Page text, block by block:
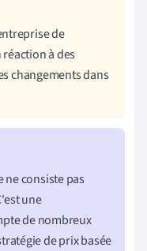
de
à des
changements dans
ne consiste pas
une
de nombreux
de prix basée